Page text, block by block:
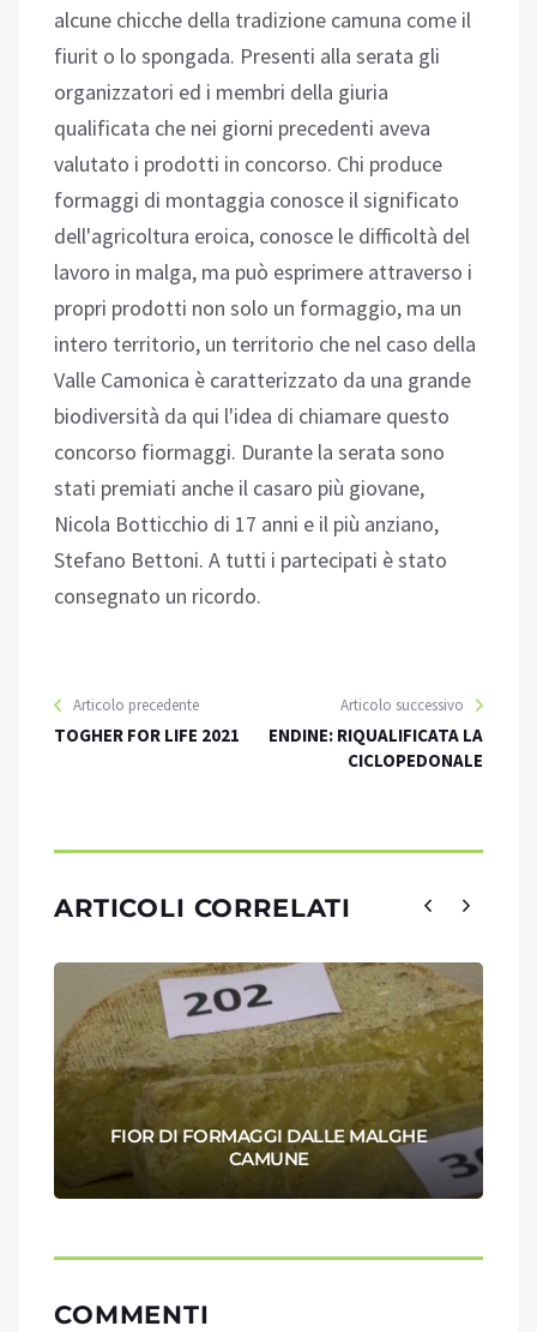
alcune chicche della tradizione camuna come il
fiurit o lo spongada. Presenti alla serata gli
organizzatori ed i membri della giuria
qualificata che nei giorni precedenti aveva
valutato i prodotti in concorso. Chi produce
formaggi di montaggia conosce il significato
dell'agricoltura eroica, conosce le difficoltà del
lavoro in malga, ma può esprimere attraverso i
propri prodotti non solo un formaggio, ma un
intero territorio, un territorio che nel caso della
Valle Camonica è caratterizzato da una grande
biodiversità da qui l'idea di chiamare questo
concorso fiormaggi. Durante la serata sono
stati premiati anche il casaro più giovane,
Nicola Botticchio di 17 anni e il più anziano,
Stefano Bettoni. A tutti i partecipati è stato
consegnato un ricordo.
Articolo precedente
TOGHER FOR LIFE 2021
Articolo successivo
ENDINE: RIQUALIFICATA LA
CICLOPEDONALE
ARTICOLI CORRELATI
FIOR DI FORMAGGI DALLE MALGHE
CAMUNE
COMMENTI